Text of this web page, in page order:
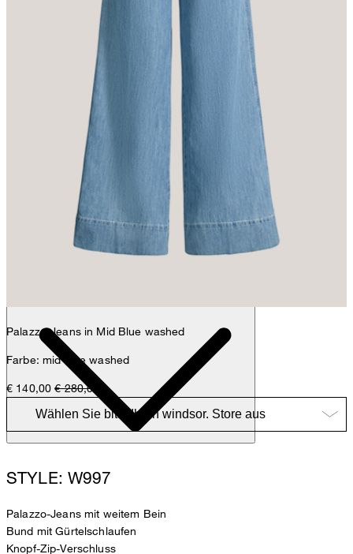
Palazzo-Jeans in Mid Blue washed
Farbe: mid blue washed
€ 140,00 € 280,00
STYLE: W997
Palazzo-Jeans mit weitem Bein
Bund mit Gürtelschlaufen
Knopf-Zip-Verschluss